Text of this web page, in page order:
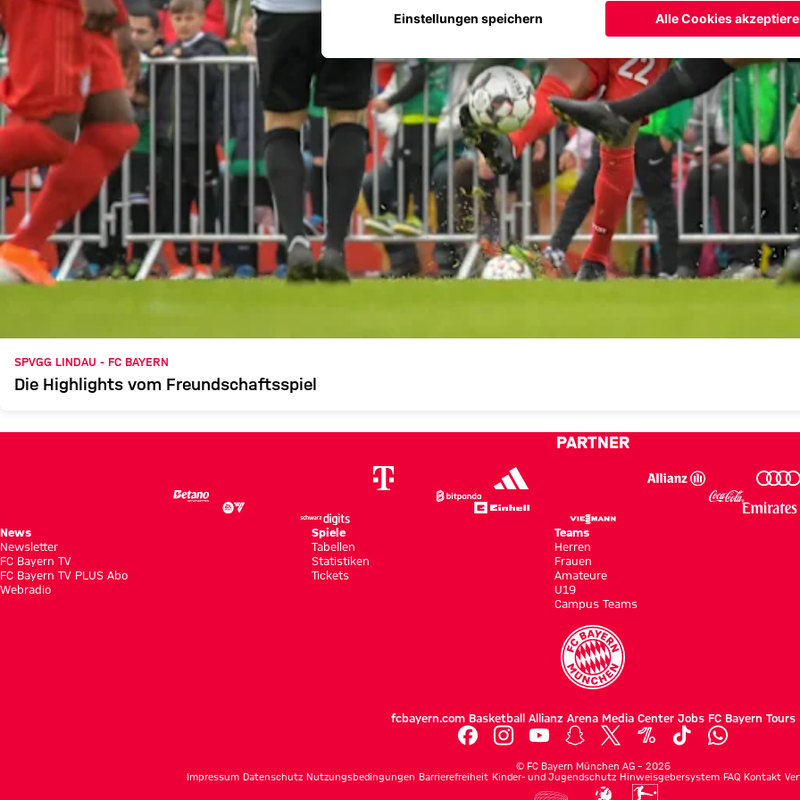
SPVGG LINDAU - FC BAYERN
Die Highlights vom Freundschaftsspiel
PARTNER
News
Newsletter
FC Bayern TV
FC Bayern TV PLUS Abo
Webradio
Spiele
Tabellen
Statistiken
Tickets
Teams
Herren
Frauen
Amateure
U19
Campus Teams
fcbayern.com Basketball Allianz Arena Media Center Jobs FC Bayern Tours
© FC Bayern München AG – 2026
Impressum Datenschutz Nutzungsbedingungen Barrierefreiheit Kinder- und Jugendschutz Hinweisgebersystem FAQ Kontakt